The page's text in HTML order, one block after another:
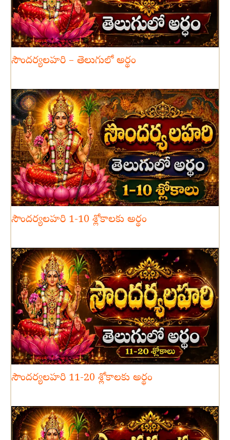
సౌందర్యలహరి – తెలుగులో అర్థం
సౌందర్యలహరి 1-10 శ్లోకాలకు అర్థం
సౌందర్యలహరి 11-20 శ్లోకాలకు అర్థం